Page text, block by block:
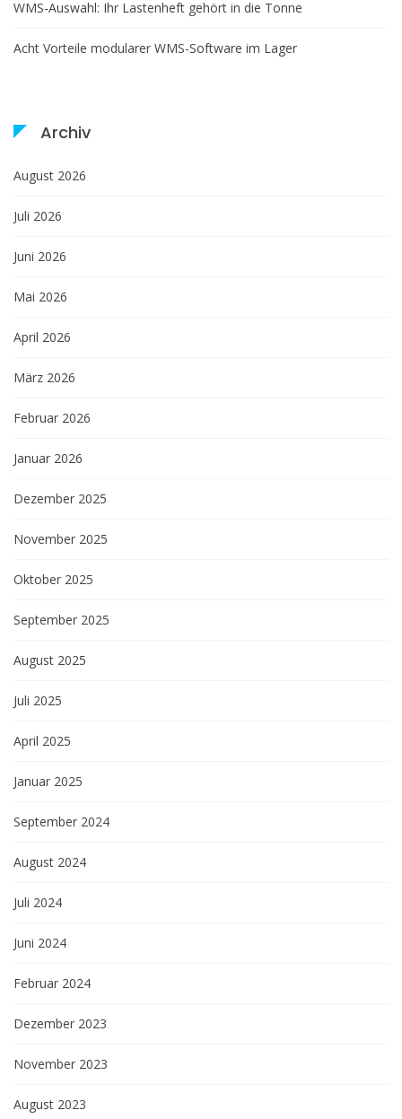
WMS-Auswahl: Ihr Lastenheft gehört in die Tonne
Acht Vorteile modularer WMS-Software im Lager
Archiv
August 2026
Juli 2026
Juni 2026
Mai 2026
April 2026
März 2026
Februar 2026
Januar 2026
Dezember 2025
November 2025
Oktober 2025
September 2025
August 2025
Juli 2025
April 2025
Januar 2025
September 2024
August 2024
Juli 2024
Juni 2024
Februar 2024
Dezember 2023
November 2023
August 2023